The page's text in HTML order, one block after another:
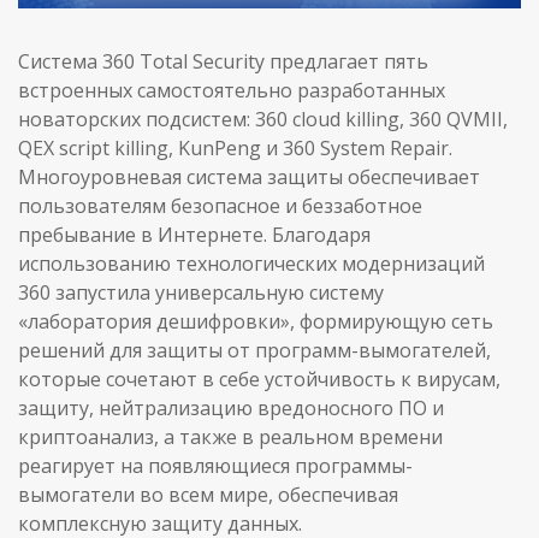
Система 360 Total Security предлагает пять
встроенных самостоятельно разработанных
новаторских подсистем: 360 cloud killing, 360 QVMII,
QEX script killing, KunPeng и 360 System Repair.
Многоуровневая система защиты обеспечивает
пользователям безопасное и беззаботное
пребывание в Интернете. Благодаря
использованию технологических модернизаций
360 запустила универсальную систему
«лаборатория дешифровки», формирующую сеть
решений для защиты от программ-вымогателей,
которые сочетают в себе устойчивость к вирусам,
защиту, нейтрализацию вредоносного ПО и
криптоанализ, а также в реальном времени
реагирует на появляющиеся программы-
вымогатели во всем мире, обеспечивая
комплексную защиту данных.